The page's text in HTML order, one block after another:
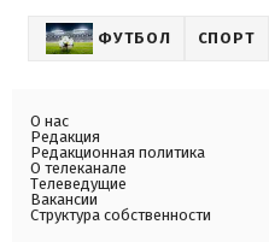
ФУТБОЛ СПОРТ
О нас
Редакция
Редакционная политика
О телеканале
Телеведущие
Вакансии
Структура собственности